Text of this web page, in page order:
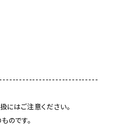
にはご注意ください。
のです。